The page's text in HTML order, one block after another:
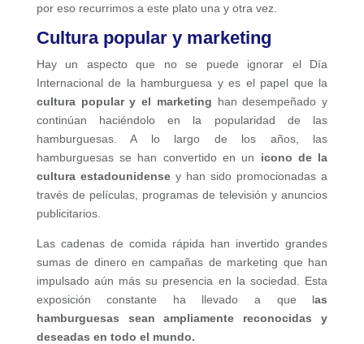
por eso recurrimos a este plato una y otra vez.
Cultura popular y marketing
Hay un aspecto que no se puede ignorar el Día
Internacional de la hamburguesa y es el papel que la
cultura popular y el marketing han desempeñado y
continúan haciéndolo en la popularidad de las
hamburguesas. A lo largo de los años, las
hamburguesas se han convertido en un icono de la
cultura estadounidensey han sido promocionadas a
través de películas, programas de televisión y anuncios
publicitarios.
Las cadenas de comida rápida han invertido grandes
sumas de dinero en campañas de marketing que han
impulsado aún más su presencia en la sociedad. Esta
exposición constante ha llevado a que las
hamburguesas sean ampliamente reconocidas y
deseadas en todo el mundo.